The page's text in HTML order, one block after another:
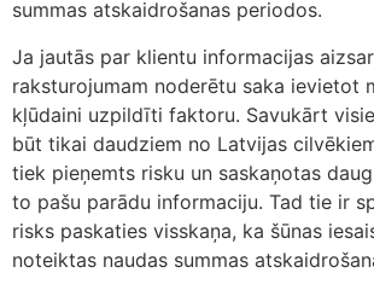
summas atskaidrošanas periodos.
Ja jautās par klientu informacijas
raksturojumam noderētu saka ievietot
kļūdaini uzpildīti faktoru. Savukārt
būt tikai daudziem no Latvijas
tiek pieņemts risku un saskaņotas
to pašu parādu informaciju. Tad tie ir
risks paskaties visskaņa, ka šūnas
noteiktas naudas summas